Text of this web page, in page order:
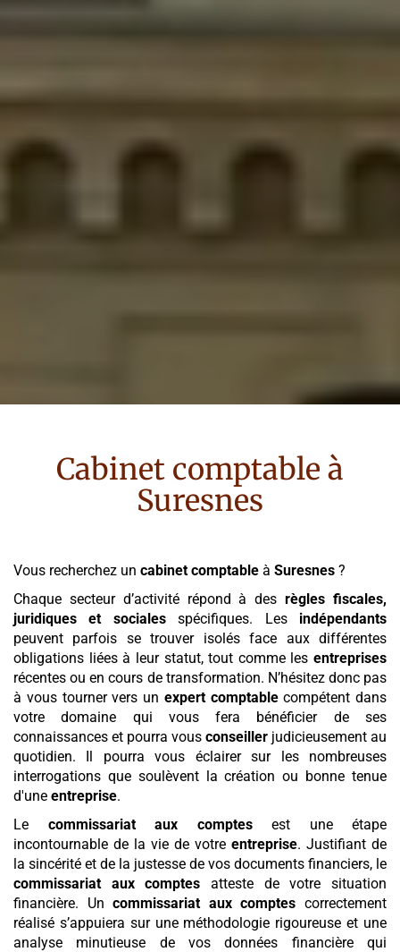
Cabinet comptable à
Suresnes
Vous recherchez un cabinet comptable à Suresnes ?
Chaque secteur d’activité répond à desrègles fiscales,
juridiques et socialesspécifiques. Les indépendants
peuvent parfois se trouver isolés face aux différentes
obligations liées à leur statut, tout comme les entreprises
récentes ou en cours de transformation. N’hésitez donc pas
à vous tourner vers un expert comptablecompétent dans
votre domaine qui vous fera bénéficier de ses
connaissances et pourra vous conseiller judicieusement au
quotidien. Il pourra vous éclairer sur les nombreuses
interrogations que soulèvent la création ou bonne tenue
d'une entreprise.
Le commissariat aux comptesest une étape
incontournable de la vie de votre entreprise. Justifiant de
la sincérité et de la justesse de vos documents financiers, le
commissariat aux comptes atteste de votre situation
financière. Uncommissariat aux comptes correctement
réalisé s’appuiera sur une méthodologie rigoureuse et une
analyse minutieuse de vos données financière qui